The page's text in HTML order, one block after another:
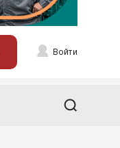
Войти